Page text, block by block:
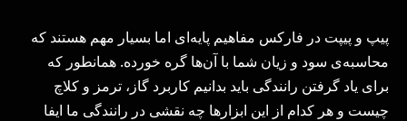
پیپ و پیپت در فارکس مفاهیم پایه‌ای اما بسیار مهم هستند که
محاسبه‌ی سود و زیان شما با آن‌ها گره خورده. همانطور که
برای یاد گرفتن رانندگی باید بدانیم کاربرد گاز، ترمز و کلاچ
چیست و هر کدام از این ابزارها چه نقشی در رانندگی ما ایفا